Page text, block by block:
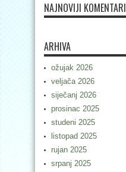
NAJNOVIJI KOMENTARI
ARHIVA
ožujak 2026
veljača 2026
siječanj 2026
prosinac 2025
studeni 2025
listopad 2025
rujan 2025
srpanj 2025